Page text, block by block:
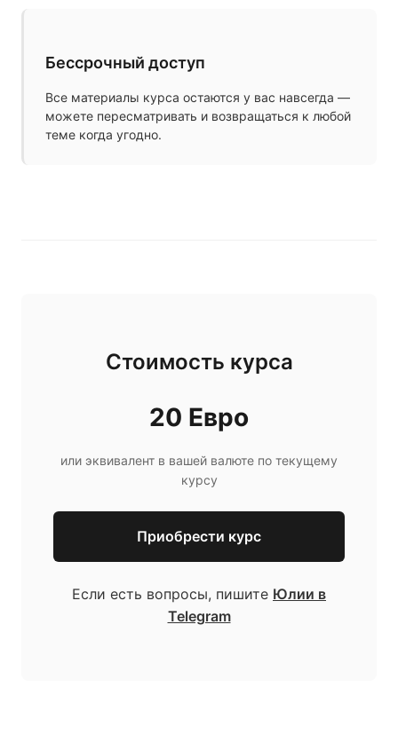
Бессрочный доступ
Все материалы курса остаются у вас навсегда —
можете пересматривать и возвращаться к любой
теме когда угодно.
Стоимость курса
20 Евро
или эквивалент в вашей валюте по текущему
курсу
Приобрести курс
Если есть вопросы, пишите Юлии в
Telegram